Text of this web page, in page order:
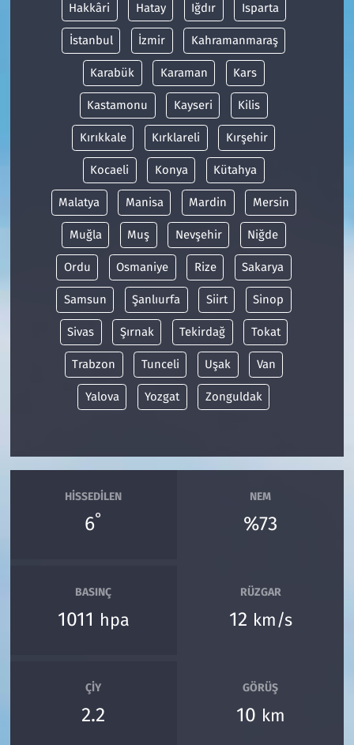
Hakkâri Hatay Iğdır Isparta
İstanbul İzmir Kahramanmaraş
Karabük Karaman Kars
Kastamonu Kayseri Kilis
Kırıkkale Kırklareli Kırşehir
Kocaeli Konya Kütahya
Malatya Manisa Mardin Mersin
Muğla Muş Nevşehir Niğde
Ordu Osmaniye Rize Sakarya
Samsun Şanlıurfa Siirt Sinop
Sivas Şırnak Tekirdağ Tokat
Trabzon Tunceli Uşak Van
Yalova Yozgat Zonguldak
HISSEDILEN
6°
NEM
%73
BASINÇ
1011 hpa
RÜZGAR
12 km/s
ÇIY
2.2
GÖRÜŞ
10 km